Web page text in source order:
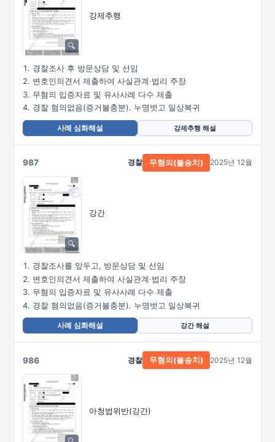
강제추행
경찰조사 후 방문상담 및 선임
변호인의견서 제출하여 사실관계·법리 주장
무혐의 입증자료 및 유사사례 다수 제출
경찰 혐의없음(증거불충분). 누명벗고 일상복귀
사례 심화해설 강제추행 해설
987
강간
경찰 무혐의(불송치) 2025년 12월
경찰조사를 앞두고, 방문상담 및 선임
변호인의견서 제출하여 사실관계·법리 주장
무혐의 입증자료 및 유사사례 다수 제출
경찰 혐의없음(증거불충분). 누명벗고 일상복귀
사례 심화해설 강간 해설
986
아청법위반(강간)
경찰 무혐의(불송치) 2025년 12월